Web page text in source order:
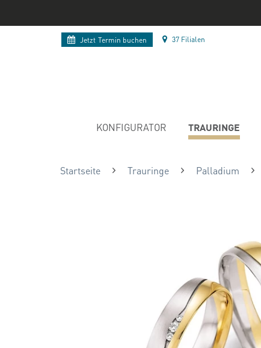
Jetzt Termin buchen 37 Filialen
KONFIGURATOR TRAURINGE
Startseite Trauringe Palladium